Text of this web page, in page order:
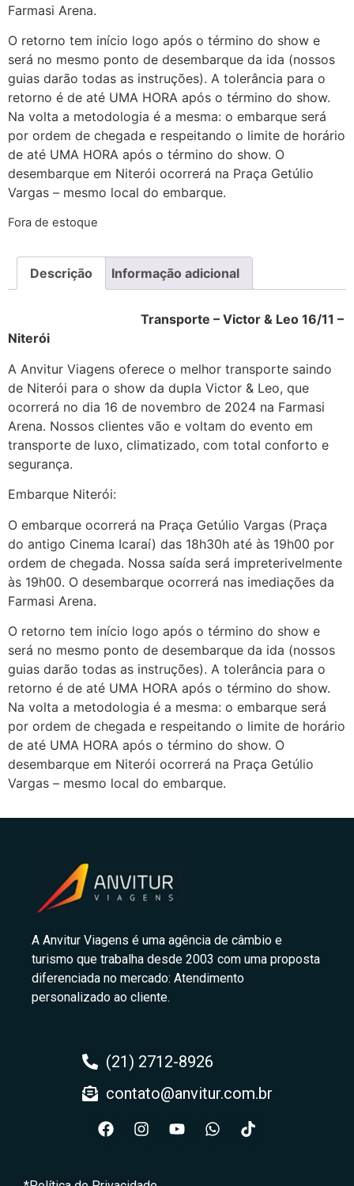
Farmasi Arena.
O retorno tem início logo após o término do show e
será no mesmo ponto de desembarque da ida (nossos
guias darão todas as instruções). A tolerância para o
retorno é de até UMA HORA após o término do show.
Na volta a metodologia é a mesma: o embarque será
por ordem de chegada e respeitando o limite de horário
de até UMA HORA após o término do show. O
desembarque em Niterói ocorrerá na Praça Getúlio
Vargas – mesmo local do embarque.
Fora de estoque
Descrição Informação adicional
Transporte – Victor & Leo 16/11 –
Niterói
A Anvitur Viagens oferece o melhor transporte saindo
de Niterói para o show da dupla Victor & Leo, que
ocorrerá no dia 16 de novembro de 2024 na Farmasi
Arena. Nossos clientes vão e voltam do evento em
transporte de luxo, climatizado, com total conforto e
segurança.
Embarque Niterói:
O embarque ocorrerá na Praça Getúlio Vargas (Praça
do antigo Cinema Icaraí) das 18h30h até às 19h00 por
ordem de chegada. Nossa saída será impreterivelmente
às 19h00. O desembarque ocorrerá nas imediações da
Farmasi Arena.
O retorno tem início logo após o término do show e
será no mesmo ponto de desembarque da ida (nossos
guias darão todas as instruções). A tolerância para o
retorno é de até UMA HORA após o término do show.
Na volta a metodologia é a mesma: o embarque será
por ordem de chegada e respeitando o limite de horário
de até UMA HORA após o término do show. O
desembarque em Niterói ocorrerá na Praça Getúlio
Vargas – mesmo local do embarque.
A Anvitur Viagens é uma agência de câmbio e
turismo que trabalha desde 2003 com uma proposta
diferenciada no mercado: Atendimento
personalizado ao cliente.
(21) 2712-8926
contato@anvitur.com.br